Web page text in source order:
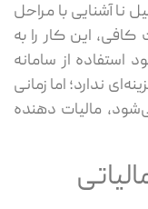
نا آشنایی با مراحل
این کار را به
استفاده از سامانه
ندارد؛ اما زمانی
مالیات ‌دهنده